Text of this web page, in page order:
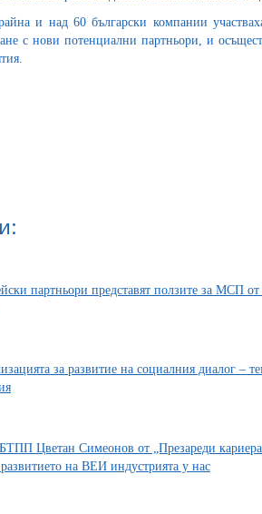
и над 60 български компании
с нови потенциални партньори, и
партньори представят ползите за МСП
за развитие на социалния диалог –
БТПП Цветан Симеонов от „Презареди
на ВЕИ индустрията у нас